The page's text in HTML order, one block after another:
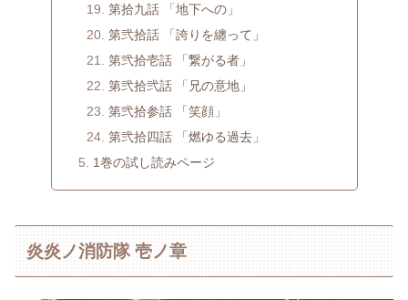
第拾九話 「地下への」
第弐拾話 「誇りを纏って」
第弐拾壱話 「繋がる者」
第弐拾弐話 「兄の意地」
第弐拾参話 「笑顔」
第弐拾四話 「燃ゆる過去」
1巻の試し読みページ
炎炎ノ消防隊 壱ノ章